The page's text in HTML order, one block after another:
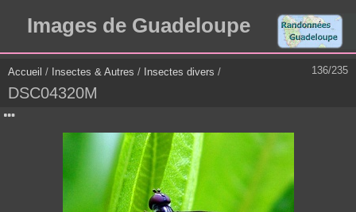
Images de Guadeloupe
136/235
Accueil / Insectes & Autres / Insectes divers /
DSC04320M